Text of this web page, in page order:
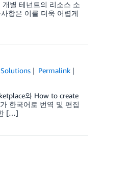
별 테넌트의 리소스 소
항은 이를 더욱 어렵게
Permalink
와 How to create
한국어로 번역 및 편집
[…]